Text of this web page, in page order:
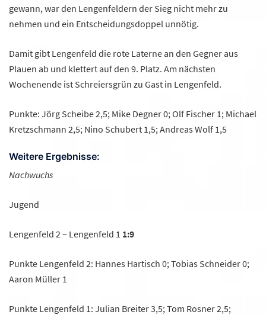
gewann, war den Lengenfeldern der Sieg nicht mehr zu
nehmen und ein Entscheidungsdoppel unnötig.
Damit gibt Lengenfeld die rote Laterne an den Gegner aus
Plauen ab und klettert auf den 9. Platz. Am nächsten
Wochenende ist Schreiersgrün zu Gast in Lengenfeld.
Punkte: Jörg Scheibe 2,5; Mike Degner 0; Olf Fischer 1; Michael
Kretzschmann 2,5; Nino Schubert 1,5; Andreas Wolf 1,5
Weitere Ergebnisse:
Nachwuchs
Jugend
Lengenfeld 2 – Lengenfeld 1 1:9
Punkte Lengenfeld 2: Hannes Hartisch 0; Tobias Schneider 0;
Aaron Müller 1
Punkte Lengenfeld 1: Julian Breiter 3,5; Tom Rosner 2,5;